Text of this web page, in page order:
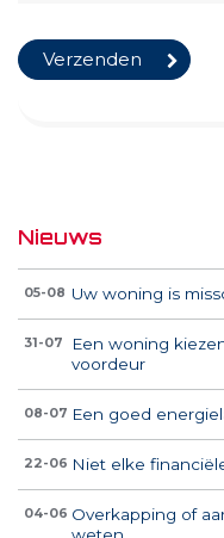
Nieuws
05-08 Uw woning is
31-07
Een woning
voordeur
08-07 Een goed
22-06 Niet elke
04-06 Overkapping of
weten